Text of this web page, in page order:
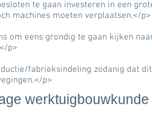
te gaan investeren in een
machines moeten verplaatsen.</p>
om eens grondig te gaan kijken
p>
fabrieksindeling zodanig dat
p>
werktuigbouwkunde